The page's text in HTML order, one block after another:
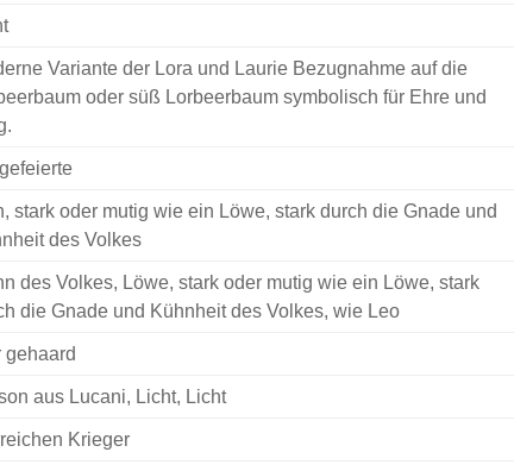
Variante der Lora und Laurie Bezugnahme auf die
oder süß Lorbeerbaum symbolisch für Ehre und
stark oder mutig wie ein Löwe, stark durch die Gnade und
des Volkes
des Volkes, Löwe, stark oder mutig wie ein Löwe, stark
die Gnade und Kühnheit des Volkes, wie Leo
gehaard
aus Lucani, Licht, Licht
Krieger